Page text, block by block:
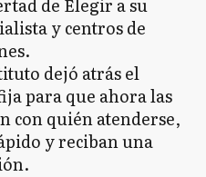
de Elegir a su
y centros de
dejó atrás el
para que ahora las
con quién atenderse,
y reciban una